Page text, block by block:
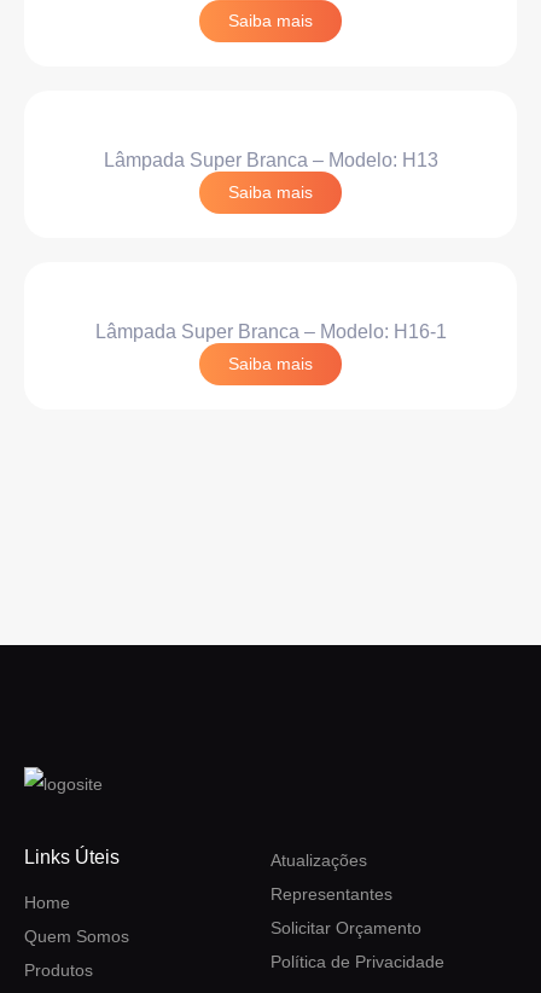
Saiba mais
Lâmpada Super Branca – Modelo: H13
Saiba mais
Lâmpada Super Branca – Modelo: H16-1
Saiba mais
Links Úteis
Home
Quem Somos
Produtos
Atualizações
Representantes
Solicitar Orçamento
Política de Privacidade